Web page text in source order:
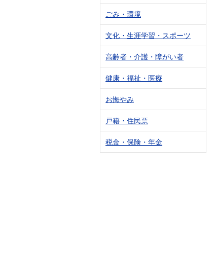
ごみ・環境
文化・生涯学習・スポーツ
高齢者・介護・障がい者
健康・福祉・医療
お悔やみ
戸籍・住民票
税金・保険・年金